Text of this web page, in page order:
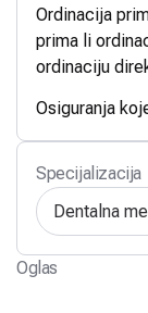
Ordinacija
prima li
ordinaciju
Osiguranja
Specijalizacija
Dentalna
Oglas